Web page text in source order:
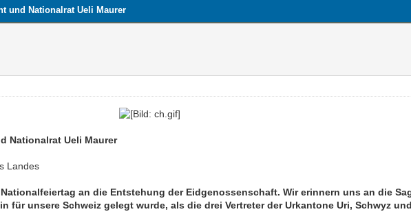
und Nationalrat Ueli Maurer
Nationalrat Ueli Maurer
Landes
an die Entstehung der Eidgenossenschaft. Wir erinnern uns an die
für unsere Schweiz gelegt wurde, als die drei Vertreter der Urkantone Uri, Schwyz